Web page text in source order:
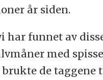
år siden.
har funnet av
med
de taggene